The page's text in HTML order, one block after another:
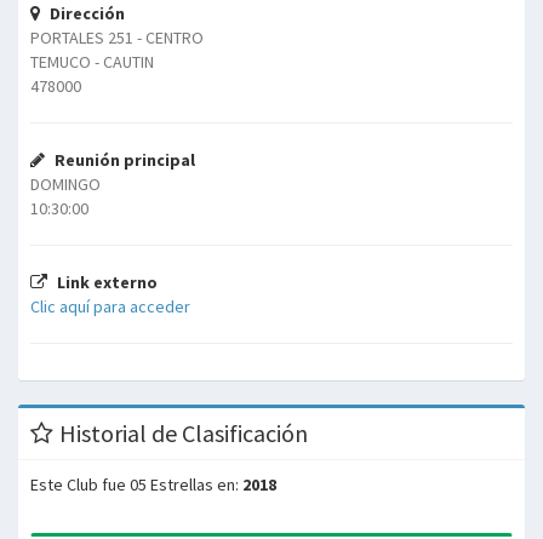
Dirección
PORTALES 251 - CENTRO
TEMUCO - CAUTIN
478000
Reunión principal
DOMINGO
10:30:00
Link externo
Clic aquí para acceder
Historial de Clasificación
Este Club fue 05 Estrellas en: 2018